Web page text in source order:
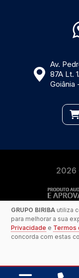
GRUPO BIRIBA utiliza
para melhorar a sua
Privacidade e Termos
concorda com estas
Av.
87A Lt.
Goiânia
2026